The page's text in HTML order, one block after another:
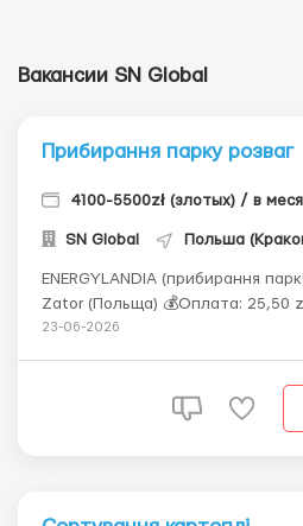
Вакансии SN Global
Прибирання парку розваг
4100-5500zł (злотых) / в
SN Global Польша
ENERGYLANDIA (прибирання
Zator (Польща) 💰Оплата: 25,50
роботи: по 6 днів на тиждень,
23-06-2026